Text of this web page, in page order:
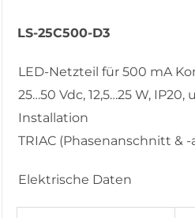
LS-25C500-D3
LED-Netzteil für 500 mA
25…50 Vdc, 12,5…25 W,
Installation
TRIAC (Phasenanschnitt &
Elektrische Daten